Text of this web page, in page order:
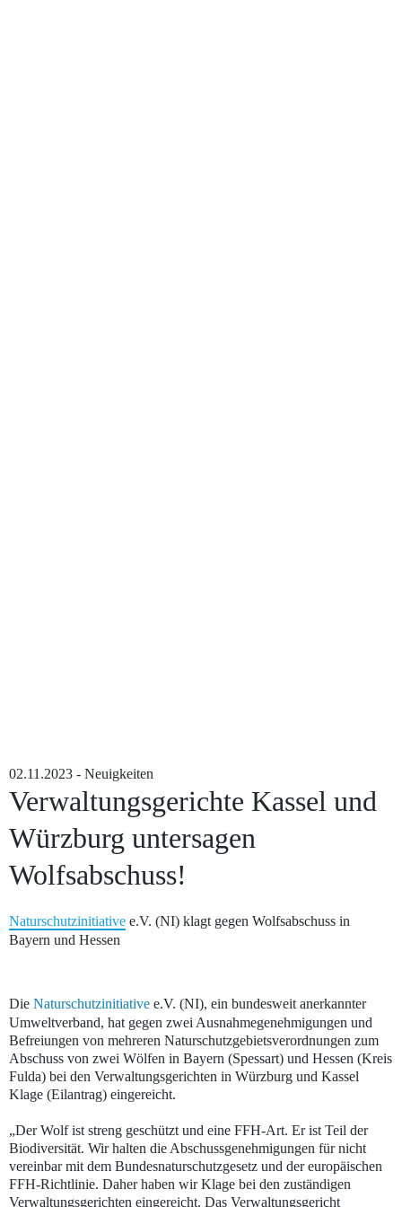
02.11.2023 - Neuigkeiten
Verwaltungsgerichte Kassel und
Würzburg untersagen
Wolfsabschuss!
Naturschutzinitiative e.V. (NI) klagt gegen Wolfsabschuss in
Bayern und Hessen
Wolfsfähe mit Wolfswelpen (Canis lupus) – Bild: Ingo Kühl
Die Naturschutzinitiative e.V. (NI), ein bundesweit anerkannter
Umweltverband, hat gegen zwei Ausnahmegenehmigungen und
Befreiungen von mehreren Naturschutzgebietsverordnungen zum
Abschuss von zwei Wölfen in Bayern (Spessart) und Hessen (Kreis
Fulda) bei den Verwaltungsgerichten in Würzburg und Kassel
Klage (Eilantrag) eingereicht.
„Der Wolf ist streng geschützt und eine FFH-Art. Er ist Teil der
Biodiversität. Wir halten die Abschussgenehmigungen für nicht
vereinbar mit dem Bundesnaturschutzgesetz und der europäischen
FFH-Richtlinie. Daher haben wir Klage bei den zuständigen
Verwaltungsgerichten eingereicht. Das Verwaltungsgericht